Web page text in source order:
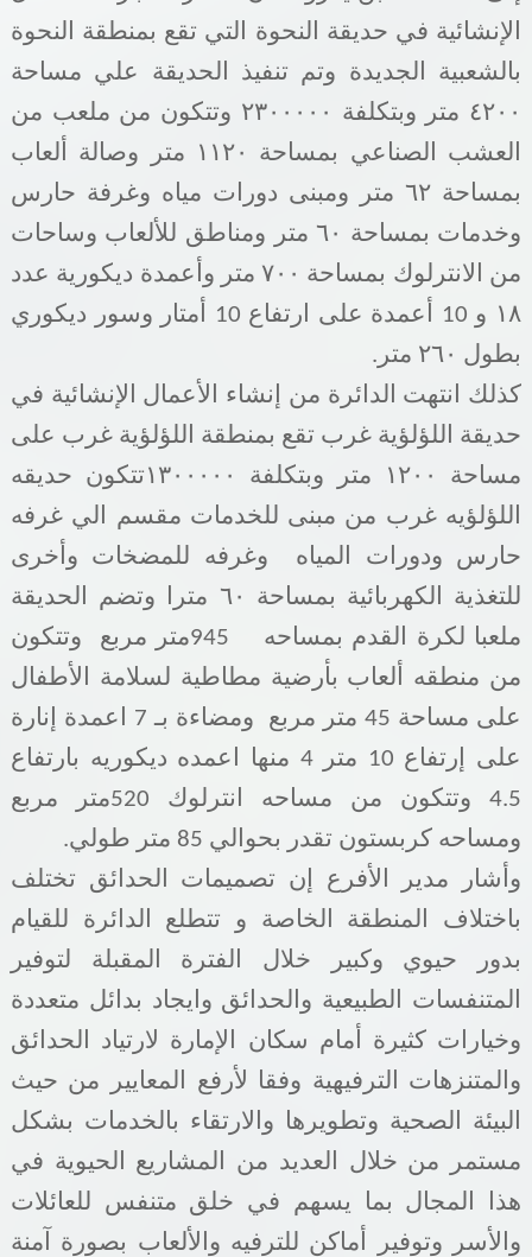
الإنشائية في حديقة النحوة التي تقع بمنطقة النحوة
بالشعبية الجديدة وتم تنفيذ الحديقة علي مساحة
٤٢٠٠ متر وبتكلفة ٢٣٠٠٠٠٠ وتتكون من ملعب من
العشب الصناعي بمساحة ١١٢٠ متر وصالة ألعاب
بمساحة ٦٢ متر ومبنى دورات مياه وغرفة حارس
وخدمات بمساحة ٦٠ متر ومناطق للألعاب وساحات
من الانترلوك بمساحة ٧٠٠ متر وأعمدة ديكورية عدد
١٨ و 10 أعمدة على ارتفاع 10 أمتار وسور ديكوري
بطول٢٦٠ متر.
كذلك انتهت الدائرة من إنشاء الأعمال الإنشائية في
حديقة اللؤلؤية غرب تقع بمنطقة اللؤلؤية غرب على
مساحة ١٢٠٠ متر وبتكلفة ١٣٠٠٠٠٠تتكون حديقه
اللؤلؤيه غرب من مبنى للخدمات مقسم الي غرفه
حارس ودورات المياه وغرفه للمضخات وأخرى
للتغذية الكهربائية بمساحة ٦٠ مترا وتضم الحديقة
ملعبا لكرة
القدم بمساحه 945متر مربع وتتكون
من منطقه ألعاب بأرضية مطاطية لسلامة الأطفال
على مساحة 45 متر مربع ومضاءة بـ 7 اعمدة إنارة
على إرتفاع 10 متر 4 منها
اعمده ديكوريه بارتفاع
4.5 وتتكون من مساحه انترلوك
520متر مربع
ومساحه كربستون تقدر بحوالي 85 متر طولي.
وأشار مدير الأفرع إن تصميمات الحدائق تختلف
باختلاف المنطقة الخاصة و تتطلع الدائرة
للقيام
بدور حيوي وكبير خلال الفترة المقبلة لتوفير
المتنفسات الطبيعية والحدائق وايجاد بدائل متعددة
وخيارات كثيرة أمام سكان الإمارة لارتياد الحدائق
والمتنزهات الترفيهية وفقا لأرفع المعايير من حيث
البيئة الصحية وتطويرها والارتقاء بالخدمات بشكل
مستمر من خلال العديد من المشاريع الحيوية في
هذا المجال بما يسهم في خلق متنفس للعائلات
والأسر وتوفير أماكن للترفيه والألعاب بصورة آمنة